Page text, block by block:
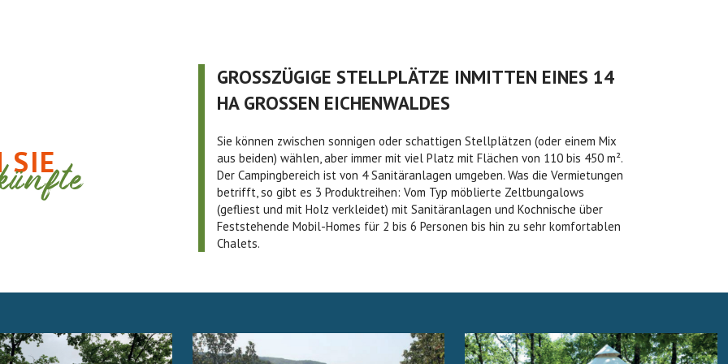
SIE
GROSSZÜGIGE STELLPLÄTZE INMITTEN EINES 14
HA GROSSEN EICHENWALDES
Sie können zwischen sonnigen oder schattigen Stellplätzen (oder einem Mix
aus beiden) wählen, aber immer mit viel Platz mit Flächen von 110 bis 450 m².
Der Campingbereich ist von 4 Sanitäranlagen umgeben. Was die Vermietungen
betrifft, so gibt es 3 Produktreihen: Vom Typ möblierte Zeltbungalows
(gefliest und mit Holz verkleidet) mit Sanitäranlagen und Kochnische über
Feststehende Mobil-Homes für 2 bis 6 Personen bis hin zu sehr komfortablen
Chalets.